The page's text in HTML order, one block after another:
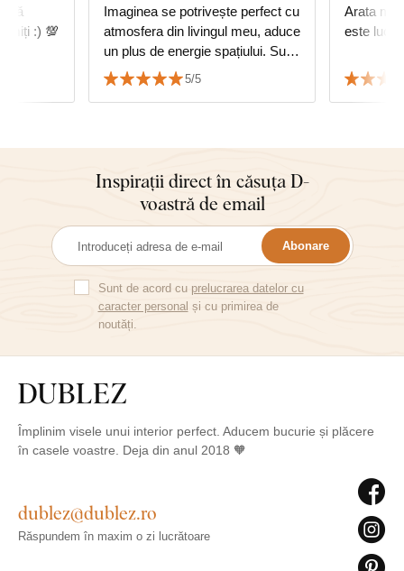
vă
:) 💯
Imaginea se potrivește perfect cu
atmosfera din livingul meu, aduce
un plus de energie spațiului. Sunt
foarte mulțumit de calitate și de
serviciu.
5/5
Arata
este
Inspirații direct în căsuța D-
voastră de email
Abonare
Sunt de acord cu prelucrarea datelor cu
caracter personal și cu primirea de
noutăți.
Împlinim visele unui interior perfect. Aducem bucurie și plăcere
în casele voastre. Deja din anul 2018 🧡
dublez@dublez.ro
Răspundem în maxim o zi lucrătoare